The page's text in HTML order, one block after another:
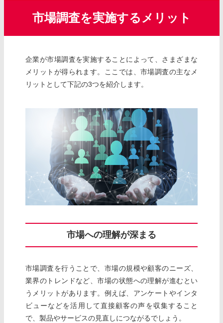
市場調査を実施するメリット
企業が市場調査を実施することによって、さまざまな
メリットが得られます。ここでは、市場調査の主なメ
リットとして下記の3つを紹介します。
市場への理解が深まる
市場調査を行うことで、市場の規模や顧客のニーズ、
業界のトレンドなど、市場の状態への理解が進むとい
うメリットがあります。例えば、アンケートやインタ
ビューなどを活用して直接顧客の声を収集すること
で、製品やサービスの見直しにつながるでしょう。